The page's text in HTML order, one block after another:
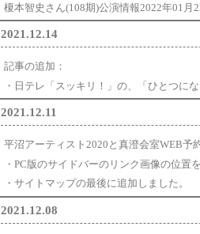
榎本智史さん(108期)公演情報2022年01月
2021.12.14
記事の追加：
・日テレ「スッキリ！」の、「ひとつに
2021.12.11
平沼アーティスト2020と真澄会室WEB予
・PC版のサイドバーのリンク画像の位置
・サイトマップの最後に追加しました。
2021.12.08